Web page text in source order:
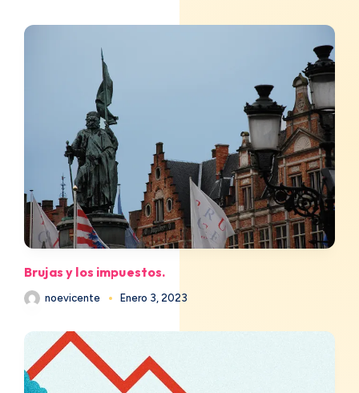
Brujas y los impuestos.
noevicente Enero 3, 2023